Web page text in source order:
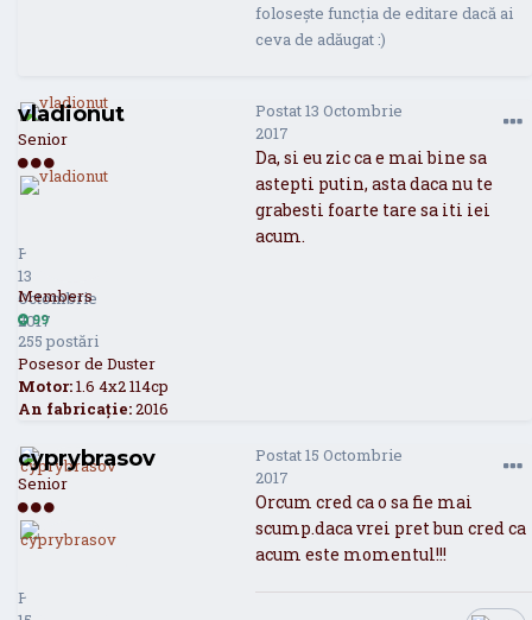
folosește funcția de editare dacă ai
ceva de adăugat :)
Postat
13
Octombrie
2017
vladionut
Senior
Members
99
255 postări
Posesor de Duster
Motor:1.6 4x2 114cp
An fabricație:2016
Postat13 Octombrie
2017
Da, si eu zic ca e mai bine sa
astepti putin, asta daca nu te
grabesti foarte tare sa iti iei
acum.
Postat
cyprybrasov
Senior
Postat15 Octombrie
2017
Orcum cred ca o sa fie mai
scump.daca vrei pret bun cred ca
acum este momentul!!!